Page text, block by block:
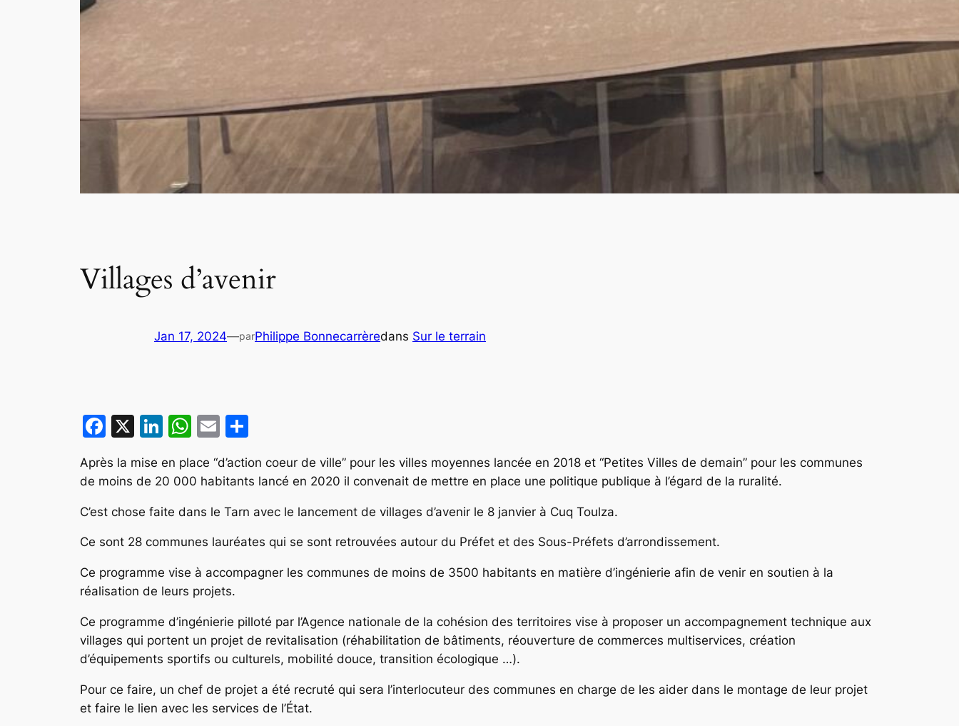
Villages d’avenir
Jan 17, 2024—parPhilippe Bonnecarrèredans Sur le terrain
Facebook
X LinkedIn
WhatsApp
Email
Après la mise en place “d’action coeur de ville” pour les villes moyennes lancée en 2018 et “Petites Villes de demain” pour les communes
de moins de 20 000 habitants lancé en 2020 il convenait de mettre en place une politique publique à l’égard de la ruralité.
C’est chose faite dans le Tarn avec le lancement de villages d’avenir le 8 janvier à Cuq Toulza.
Ce sont 28 communes lauréates qui se sont retrouvées autour du Préfet et des Sous-Préfets d’arrondissement.
Ce programme vise à accompagner les communes de moins de 3500 habitants en matière d’ingénierie afin de venir en soutien à la
réalisation de leurs projets.
Ce programme d’ingénierie pilloté par l’Agence nationale de la cohésion des territoires vise à proposer un accompagnement technique aux
villages qui portent un projet de revitalisation (réhabilitation de bâtiments, réouverture de commerces multiservices, création
d’équipements sportifs ou culturels, mobilité douce, transition écologique …).
Pour ce faire, un chef de projet a été recruté qui sera l’interlocuteur des communes en charge de les aider dans le montage de leur projet
et faire le lien avec les services de l’État.